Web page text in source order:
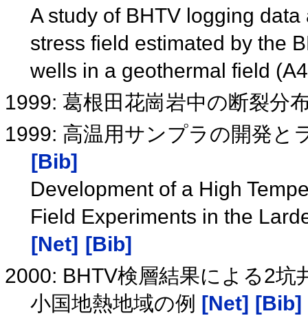
A study of BHTV logging
stress field estimated by the
wells in a geothermal field
1999: 葛根田花崗岩中の断裂分
1999: 高温用サンプラの開発
[Bib]
Development of a High
Field Experiments in the
[Net] [Bib]
2000: BHTV検層結果による2
小国地熱地域の例 [Net] [Bib]